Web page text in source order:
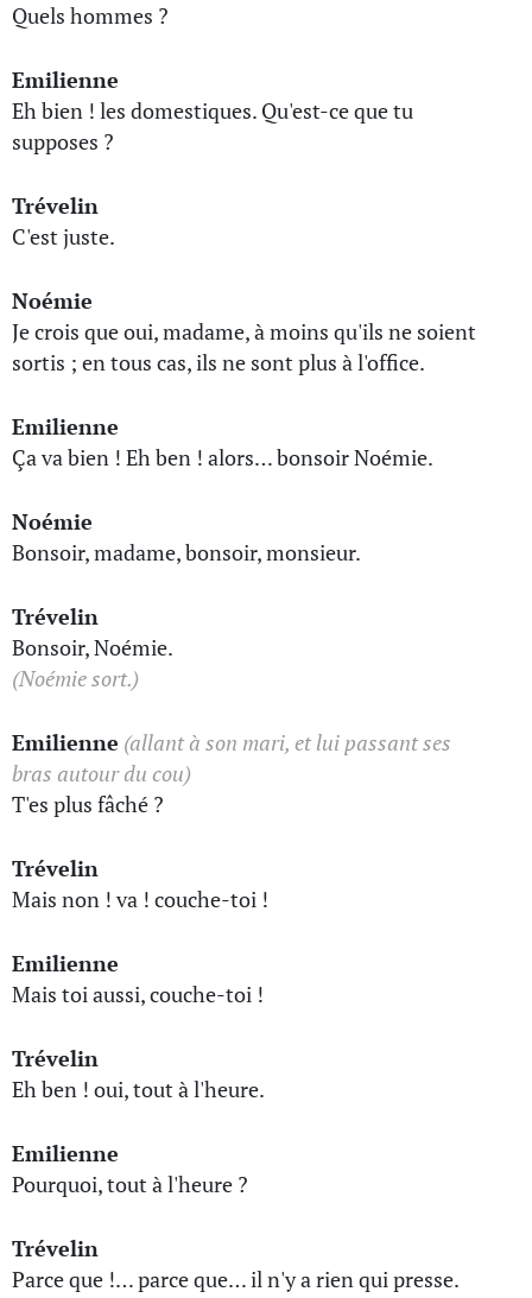
Quels hommes ?
Emilienne
Eh bien ! les domestiques. Qu'est-ce que tu
supposes ?
Trévelin
C'est juste.
Noémie
Je crois que oui, madame, à moins qu'ils ne soient
sortis ; en tous cas, ils ne sont plus à l'office.
Emilienne
Ça va bien ! Eh ben ! alors… bonsoir Noémie.
Noémie
Bonsoir, madame, bonsoir, monsieur.
Trévelin
Bonsoir, Noémie.
(Noémie sort.)
Emilienne (allant à son mari, et lui passant ses
bras autour du cou)
T'es plus fâché ?
Trévelin
Mais non ! va ! couche-toi !
Emilienne
Mais toi aussi, couche-toi !
Trévelin
Eh ben ! oui, tout à l'heure.
Emilienne
Pourquoi, tout à l'heure ?
Trévelin
Parce que !… parce que… il n'y a rien qui presse.